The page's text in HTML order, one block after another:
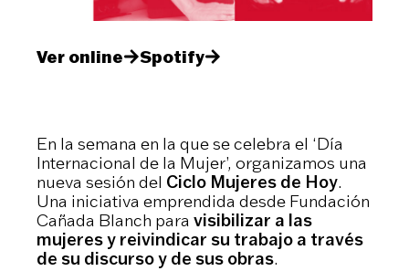
Ver online Spotify
En la semana en la que se celebra el ‘Día
Internacional de la Mujer’, organizamos una
nueva sesión del Ciclo Mujeres de Hoy.
Una iniciativa emprendida desde Fundación
Cañada Blanch para visibilizar a las
mujeres y reivindicar su trabajo a través
de su discurso y de sus obras.